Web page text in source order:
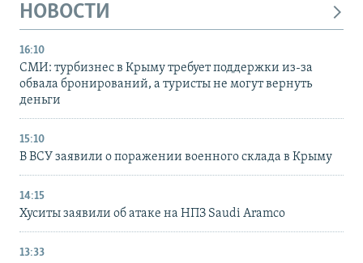
НОВОСТИ
16:10
СМИ: турбизнес в Крыму требует поддержки из-за
обвала бронирований, а туристы не могут вернуть
деньги
15:10
В ВСУ заявили о поражении военного склада в Крыму
14:15
Хуситы заявили об атаке на НПЗ Saudi Aramco
13:33